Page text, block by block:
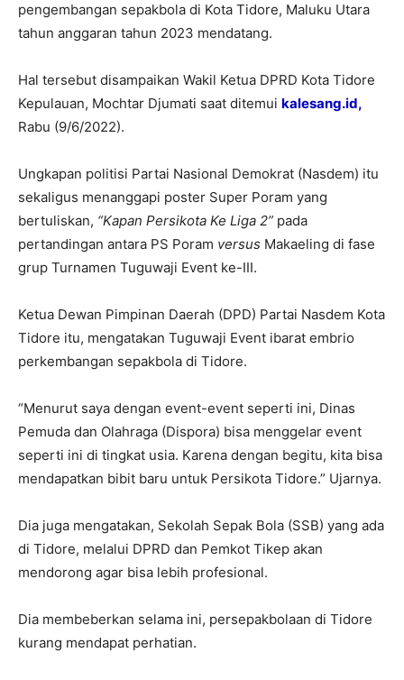
pengembangan sepakbola di Kota Tidore, Maluku Utara
tahun anggaran tahun 2023 mendatang.
Hal tersebut disampaikan Wakil Ketua DPRD Kota Tidore
Kepulauan, Mochtar Djumati saat ditemui kalesang.id,
Rabu (9/6/2022).
Ungkapan politisi Partai Nasional Demokrat (Nasdem) itu
sekaligus menanggapi poster Super Poram yang
bertuliskan, “Kapan Persikota Ke Liga 2” pada
pertandingan antara PS Poram versus Makaeling di fase
grup Turnamen Tuguwaji Event ke-III.
Ketua Dewan Pimpinan Daerah (DPD) Partai Nasdem Kota
Tidore itu, mengatakan Tuguwaji Event ibarat embrio
perkembangan sepakbola di Tidore.
“Menurut saya dengan event-event seperti ini, Dinas
Pemuda dan Olahraga (Dispora) bisa menggelar event
seperti ini di tingkat usia. Karena dengan begitu, kita bisa
mendapatkan bibit baru untuk Persikota Tidore.” Ujarnya.
Dia juga mengatakan, Sekolah Sepak Bola (SSB) yang ada
di Tidore, melalui DPRD dan Pemkot Tikep akan
mendorong agar bisa lebih profesional.
Dia membeberkan selama ini, persepakbolaan di Tidore
kurang mendapat perhatian.